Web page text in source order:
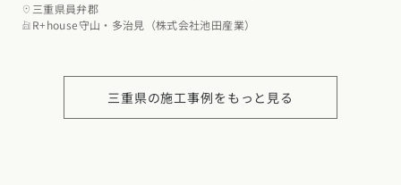
三重県員弁郡
R+house守山・多治見（株式会社池田産業）
三重県の施工事例をもっと見る